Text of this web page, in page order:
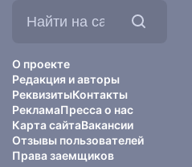
О проекте
Редакция и авторы
РеквизитыКонтакты
РекламаПресса о нас
Карта сайтаВакансии
Отзывы пользователей
Права заемщиков